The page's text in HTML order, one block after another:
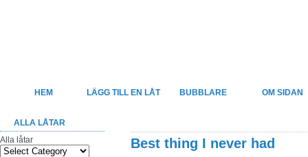
HEM LÄGG TILL EN LÅT BUBBLARE OM SIDAN
ALLA LÅTAR
Alla låtar
Best thing I never had